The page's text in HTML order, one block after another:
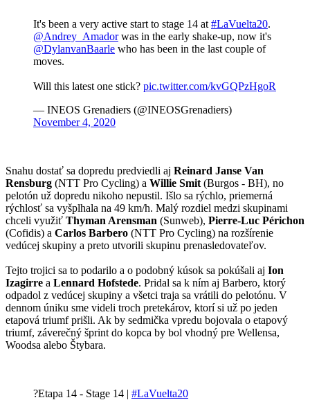
It's been a very active start to stage 14 at #LaVuelta20.
@Andrey_Amadorwas in the early shake-up, now it's
@DylanvanBaarle who has been in the last couple of
moves.
Will this latest one stick? pic.twitter.com/kvGQPzHgoR
— INEOS Grenadiers (@INEOSGrenadiers)
November 4, 2020
Snahu dostať sa dopredu predviedli aj Reinard Janse Van
Rensburg (NTT Pro Cycling) a Willie Smit (Burgos - BH), no
pelotón už dopredu nikoho nepustil. Išlo sa rýchlo, priemerná
rýchlosť sa vyšplhala na 49 km/h. Malý rozdiel medzi skupinami
chceli využiť Thyman Arensman (Sunweb), Pierre-Luc Périchon
(Cofidis) a Carlos Barbero (NTT Pro Cycling) na rozšírenie
vedúcej skupiny a preto utvorili skupinu prenasledovateľov.
Tejto trojici sa to podarilo a o podobný kúsok sa pokúšali aj Ion
Izagirre a Lennard Hofstede. Pridal sa k ním aj Barbero, ktorý
odpadol z vedúcej skupiny a všetci traja sa vrátili do pelotónu. V
dennom úniku sme videli troch pretekárov, ktorí si už po jeden
etapová triumf prišli. Ak by sedmička vpredu bojovala o etapový
triumf, záverečný šprint do kopca by bol vhodný pre Wellensa,
Woodsa alebo Štybara.
?Etapa 14 - Stage 14 | #LaVuelta20